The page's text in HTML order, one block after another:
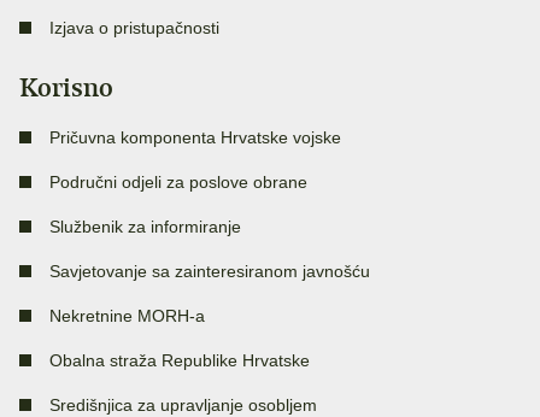
Izjava o pristupačnosti
Korisno
Pričuvna komponenta Hrvatske vojske
Područni odjeli za poslove obrane
Službenik za informiranje
Savjetovanje sa zainteresiranom javnošću
Nekretnine MORH-a
Obalna straža Republike Hrvatske
Središnjica za upravljanje osobljem